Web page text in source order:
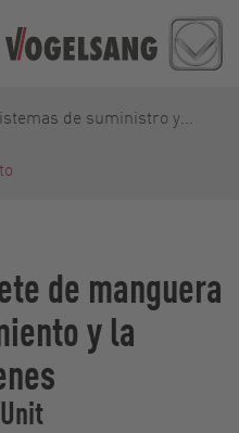
de suministro y...
de manguera
y la